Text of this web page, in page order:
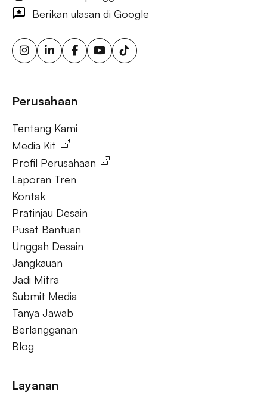
bertarget, layar iklan digital, iklan papan reklame urban, iklan
ooh yang dipicu cuaca, papan reklame sensor gerak,
solusi ooh fleksibel, iklan luar ruang berkelanjutan, papan
reklame energi terbarukan, papan reklame tenaga surya,
ooh untuk bisnis kecil, aktivasi merek luar ruang.
Tentang Kami
Berikan ulasan di Google
Perusahaan
Tentang Kami
Media Kit
Profil Perusahaan
Laporan Tren
Kontak
Pratinjau Desain
Pusat Bantuan
Unggah Desain
Jangkauan
Jadi Mitra
Submit Media
Tanya Jawab
Berlangganan
Blog
Layanan